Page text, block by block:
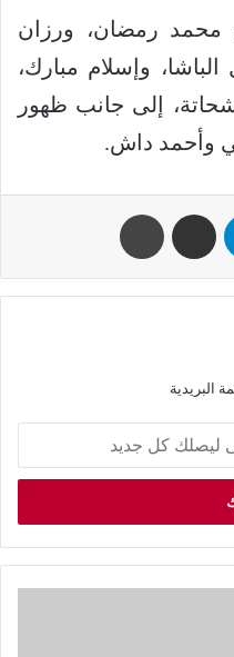
محمد رمضان، ورزان
وإسلام مبارك،
إلى جانب ظهور
وأحمد داش.
البريدية